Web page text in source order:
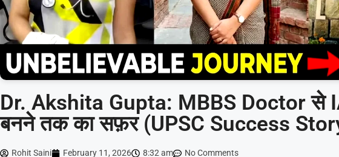
Dr. Akshita Gupta: MBBS Doctor से
बनने तक का सफ़र (UPSC Success
Rohit Saini February 11, 2026 8:32 am No Comments